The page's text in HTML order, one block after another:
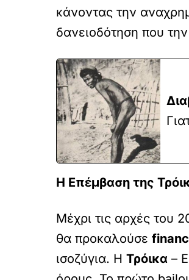
κάνοντας την
δανειοδότηση που
Η Επέμβαση της
Μέχρι τις αρχές του
θα προκαλούσε
ισοζύγια. Η Τρόικα –